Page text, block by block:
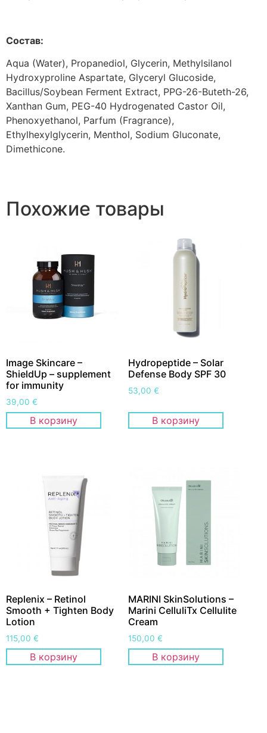
Состав:
Aqua (Water), Propanediol, Glycerin, Methylsilanol
Hydroxyproline Aspartate, Glyceryl Glucoside,
Bacillus/Soybean Ferment Extract, PPG-26-Buteth-26,
Xanthan Gum, PEG-40 Hydrogenated Castor Oil,
Phenoxyethanol, Parfum (Fragrance),
Ethylhexylglycerin, Menthol, Sodium Gluconate,
Dimethicone.
Похожие товары
Image Skincare –
ShieldUp – supplement
for immunity
39,00 €
В корзину
Hydropeptide – Solar
Defense Body SPF 30
53,00€
В корзину
Replenix – Retinol
Smooth + Tighten Body
Lotion
115,00 €
В корзину
MARINI SkinSolutions –
Marini CelluliTx Cellulite
Cream
150,00€
В корзину